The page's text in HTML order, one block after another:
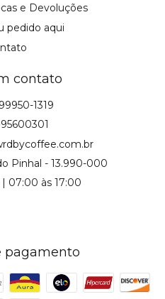
e Devoluções
pedido aqui
contato
1319
Pinhal - 13.990-000
| 07:00 às 17:00
pagamento